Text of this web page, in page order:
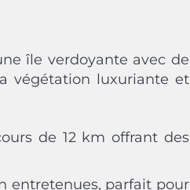
île verdoyante avec de
végétation luxuriante et
de 12 km offrant des
entretenues, parfait pour